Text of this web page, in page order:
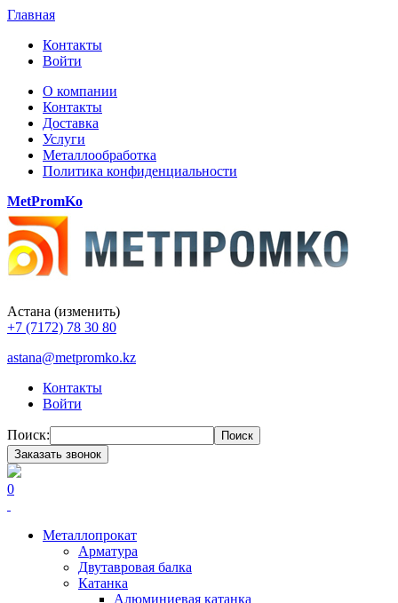
Главная
Контакты
Войти
О компании
Контакты
Доставка
Услуги
Металлообработка
Политика конфиденциальности
MetPromKo
Астана (изменить)
+7 (7172) 78 30 80
astana@metpromko.kz
Контакты
Войти
Поиск:
Поиск
Заказать звонок
0
Металлопрокат
Арматура
Двутавровая балка
Катанка
Алюминиевая катанка